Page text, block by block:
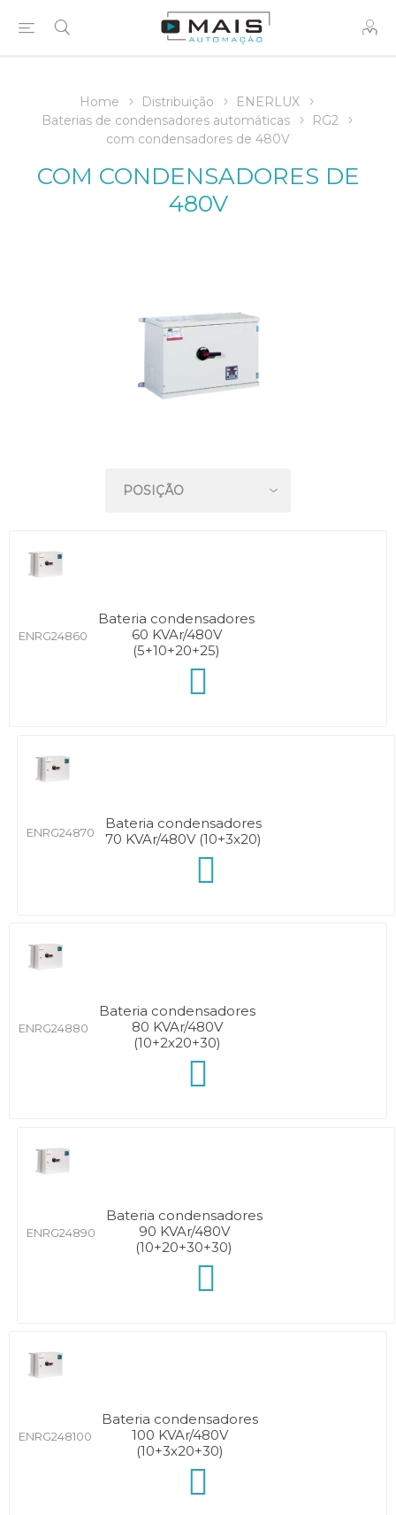
Home Distribuição
ENERLUX
Baterias de condensadores automáticas
RG2
com condensadores de 480V
COM CONDENSADORES DE
480V
ENRG24860
Bateria condensadores
60 KVAr/480V
(5+10+20+25)
ENRG24870
Bateria condensadores
70 KVAr/480V (10+3x20)
ENRG24880
Bateria condensadores
80 KVAr/480V
(10+2x20+30)
ENRG24890
Bateria condensadores
90 KVAr/480V
(10+20+30+30)
ENRG248100
Bateria condensadores
100 KVAr/480V
(10+3x20+30)